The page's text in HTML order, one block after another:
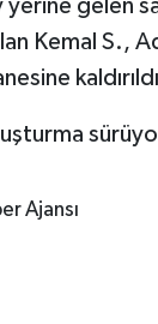
yerine gelen
Kemal S.,
Ajansı